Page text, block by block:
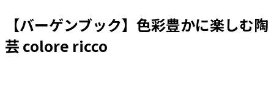
【バーゲンブック】色彩豊かに楽しむ陶
芸 colore ricco